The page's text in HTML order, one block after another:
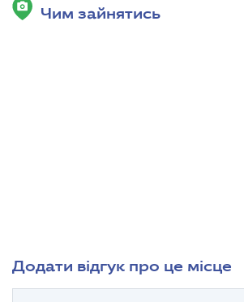
Чим зайнятись
Додати відгук про це місце